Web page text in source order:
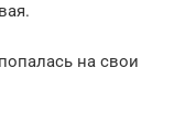
на свои